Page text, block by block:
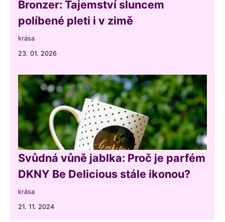
Bronzer: Tajemství sluncem
políbené pleti i v zimě
krása
23. 01. 2026
Svůdná vůně jablka: Proč je parfém
DKNY Be Delicious stále ikonou?
krása
21. 11. 2024